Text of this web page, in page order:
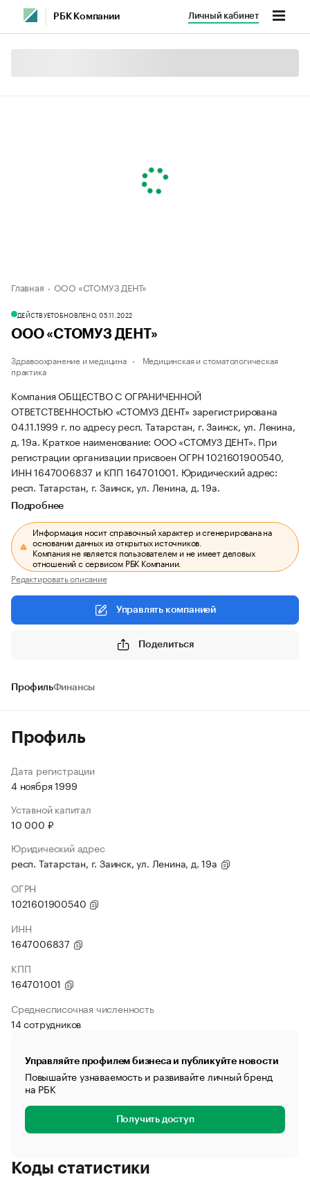
РБК Компании Личный кабинет
Главная ООО «СТОМУЗ ДЕНТ»
ДЕЙСТВУЕТОБНОВЛЕНО, 05.11.2022
ООО «СТОМУЗ ДЕНТ»
Здравоохранение и медицина
Медицинская и стоматологическая
практика
Компания ОБЩЕСТВО С ОГРАНИЧЕННОЙ
ОТВЕТСТВЕННОСТЬЮ «СТОМУЗ ДЕНТ» зарегистрирована
04.11.1999 г. по адресу респ. Татарстан, г. Заинск, ул. Ленина,
д. 19а. Краткое наименование: ООО «СТОМУЗ ДЕНТ». При
регистрации организации присвоен ОГРН 1021601900540,
ИНН 1647006837 и КПП 164701001. Юридический адрес:
респ. Татарстан, г. Заинск, ул. Ленина, д. 19а.
Подробнее
Информация носит справочный характер и сгенерирована на
основании данных из открытых источников.
Компания не является пользователем и не имеет деловых
отношений с сервисом РБК Компании.
Редактировать описание
Управлять компанией
Поделиться
ПрофильФинансы
Профиль
Дата регистрации
4 ноября 1999
Уставной капитал
10 000 ₽
Юридический адрес
респ. Татарстан, г. Заинск, ул. Ленина, д. 19а
ОГРН
1021601900540
ИНН
1647006837
КПП
164701001
Среднесписочная численность
14 сотрудников
Управляйте профилем бизнеса и публикуйте новости
Повышайте узнаваемость и развивайте личный бренд
на РБК
Получить доступ
Коды статистики